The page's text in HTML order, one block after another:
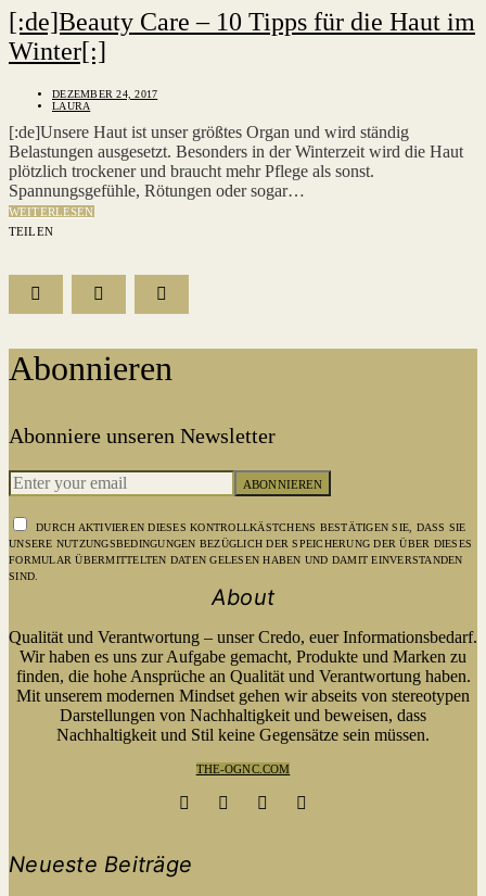
[:de]Beauty Care – 10 Tipps für die Haut im
Winter[:]
DEZEMBER 24, 2017
LAURA
[:de]Unsere Haut ist unser größtes Organ und wird ständig
Belastungen ausgesetzt. Besonders in der Winterzeit wird die Haut
plötzlich trockener und braucht mehr Pflege als sonst.
Spannungsgefühle, Rötungen oder sogar…
WEITERLESEN
TEILEN
Abonnieren
Abonniere unseren Newsletter
ABONNIEREN
DURCH AKTIVIEREN DIESES KONTROLLKÄSTCHENS BESTÄTIGEN SIE, DASS SIE
UNSERE NUTZUNGSBEDINGUNGEN BEZÜGLICH DER SPEICHERUNG DER ÜBER DIESES
FORMULAR ÜBERMITTELTEN DATEN GELESEN HABEN UND DAMIT EINVERSTANDEN
SIND.
About
Qualität und Verantwortung – unser Credo, euer Informationsbedarf.
Wir haben es uns zur Aufgabe gemacht, Produkte und Marken zu
finden, die hohe Ansprüche an Qualität und Verantwortung haben.
Mit unserem modernen Mindset gehen wir abseits von stereotypen
Darstellungen von Nachhaltigkeit und beweisen, dass
Nachhaltigkeit und Stil keine Gegensätze sein müssen.
THE-OGNC.COM
Neueste Beiträge